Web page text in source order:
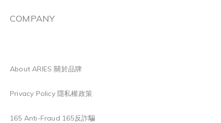
COMPANY
About ARIES 關於品牌
Privacy Policy 隱私權政策
165 Anti-Fraud 165反詐騙